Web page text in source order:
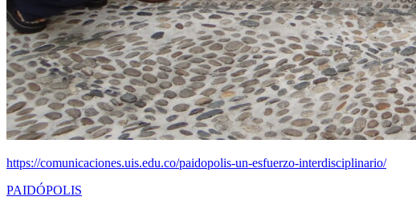
https://comunicaciones.uis.edu.co/paidopolis-un-esfuerzo-interdisciplinario/
PAIDÓPOLIS